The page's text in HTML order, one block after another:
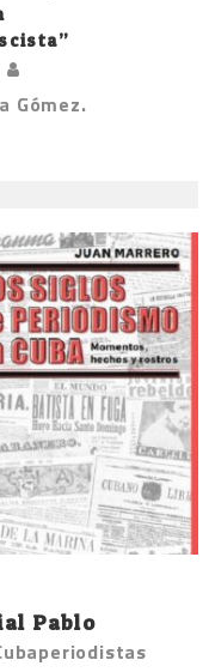
Gómez.
Pablo